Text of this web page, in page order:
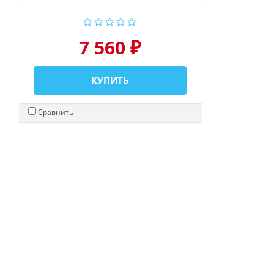
7 560 ₽
КУПИТЬ
Сравнить